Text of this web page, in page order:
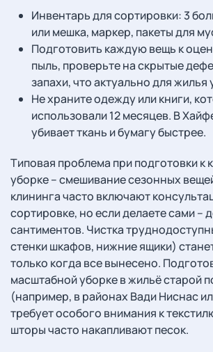
Инвентарь для сортировки: 3
или мешка, маркер, пакеты для
Подготовить каждую вещь к
пыль, проверьте на скрытые
запахи, что актуально для жилья
Не храните одежду или книги,
использовали 12 месяцев. В
убивает ткань и бумагу быстрее.
Типовая проблема при подготовки к
уборке – смешивание сезонных
клининга часто включают
сортировке, но если делаете сами –
сантиментов. Чистка
стенки шкафов, нижние ящики)
только когда все вынесено.
масштабной уборке в жильё старой
(например, в районах Вади Ниснас
требует особого внимания к
шторы часто накапливают песок.